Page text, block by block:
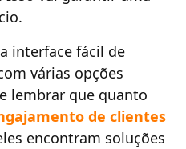
interface fácil de
várias opções
lembrar que quanto
de clientes
encontram soluções